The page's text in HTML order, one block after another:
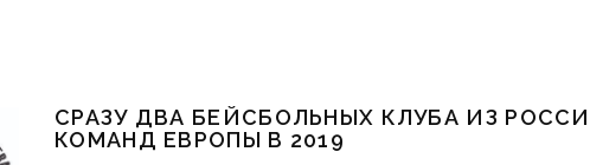
СРАЗУ ДВА БЕЙСБОЛЬНЫХ КЛУБА ИЗ
КОМАНД ЕВРОПЫ В 2019